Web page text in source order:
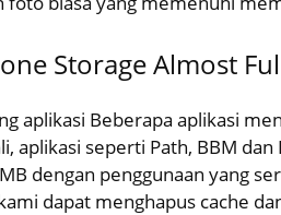
Storage Almost
aplikasi Beberapa aplikasi
aplikasi seperti Path, BBM
dengan penggunaan yang
dapat menghapus cache